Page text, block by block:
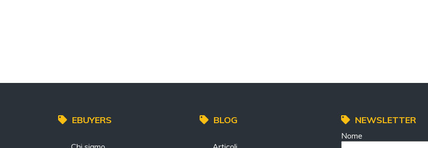
EBUYERS BLOG NEWSLETTER
Nome